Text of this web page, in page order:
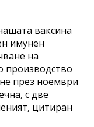
ваксина
имунен
на
производство
през ноември
с две
цитиран